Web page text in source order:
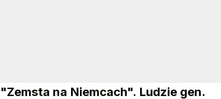
"Zemsta na Niemcach". Ludzie gen.